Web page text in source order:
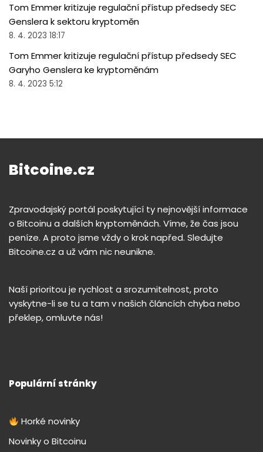
Tom Emmer kritizuje regulační přístup předsedy SEC
Genslera k sektoru kryptoměn
8. 4. 2023 18:17
Tom Emmer kritizuje regulační přístup předsedy SEC
Garyho Genslera ke kryptoměnám
8. 4. 2023 5:12
Bitcoine.cz
Zpravodajský portál poskytující ty nejnovější informace
o Bitcoinu a dalších kryptoměnách. Víme, že čas jsou
peníze. A proto jsme vždy o krok napřed. Sledujte
Bitcoine.cz a už vám nic neunikne.
Naší prioritou je rychlost a srozumitelnost, proto
vyskytne-li se tu a tam v našich článcích chyba nebo
překlep, omluvte nás!
Populární stránky
Horké novinky
Novinky o Bitcoinu